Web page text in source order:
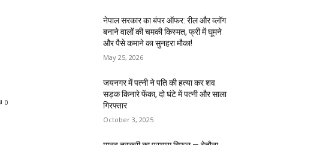
0
नेपाल सरकार का बंपर ऑफर: रील और व्लॉग
बनाने वालों की चमकी किस्मत, फ्री में घूमने
और पैसे कमाने का सुनहरा मौका!
May 25, 2026
जयनगर में पत्नी ने पति की हत्या कर शव
सड़क किनारे फेंका, दो घंटे में पत्नी और साला
गिरफ्तार
October 3, 2025